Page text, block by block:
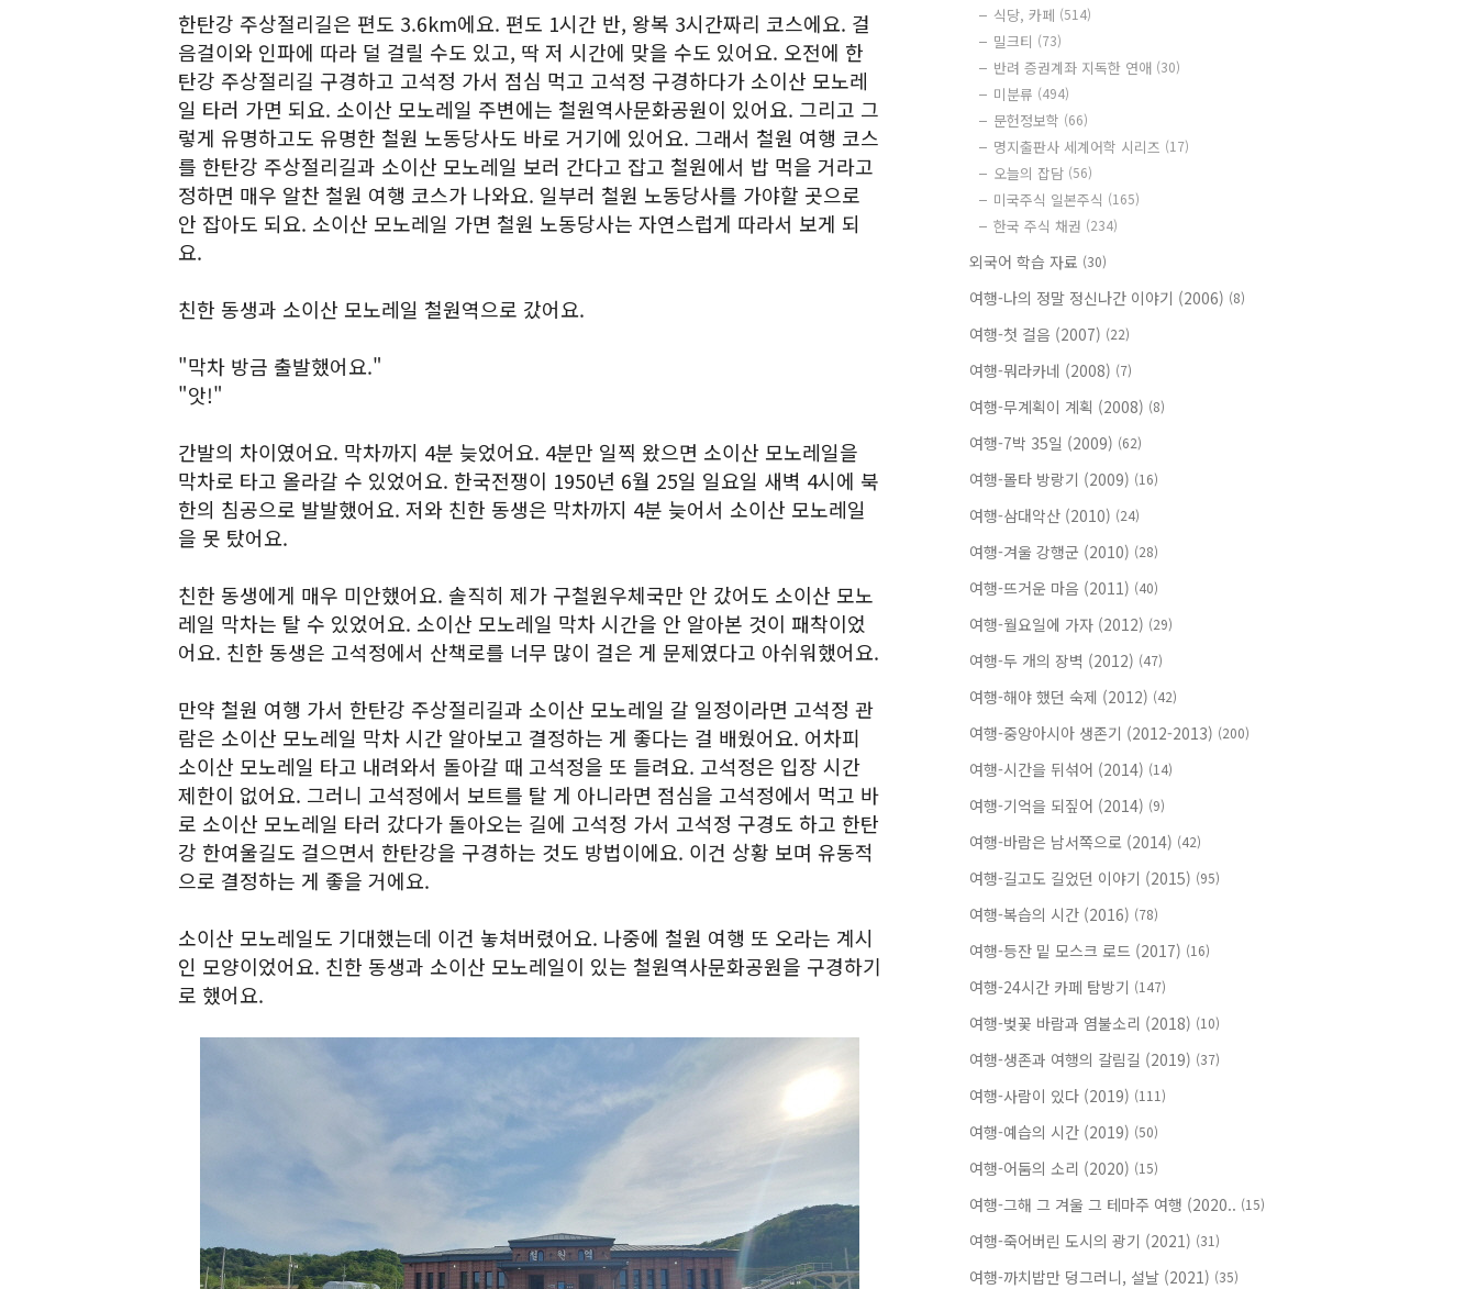
한탄강 주상절리길은 편도 3.6km에요. 편도 1시간 반, 왕복 3시간짜리 코스에요. 걸
음걸이와 인파에 따라 덜 걸릴 수도 있고, 딱 저 시간에 맞을 수도 있어요. 오전에 한
탄강 주상절리길 구경하고 고석정 가서 점심 먹고 고석정 구경하다가 소이산 모노레
일 타러 가면 되요. 소이산 모노레일 주변에는 철원역사문화공원이 있어요. 그리고 그
렇게 유명하고도 유명한 철원 노동당사도 바로 거기에 있어요. 그래서 철원 여행 코스
를 한탄강 주상절리길과 소이산 모노레일 보러 간다고 잡고 철원에서 밥 먹을 거라고
정하면 매우 알찬 철원 여행 코스가 나와요. 일부러 철원 노동당사를 가야할 곳으로
안 잡아도 되요. 소이산 모노레일 가면 철원 노동당사는 자연스럽게 따라서 보게 되
요.
친한 동생과 소이산 모노레일 철원역으로 갔어요.
"막차 방금 출발했어요."
"앗!"
간발의 차이였어요. 막차까지 4분 늦었어요. 4분만 일찍 왔으면 소이산 모노레일을
막차로 타고 올라갈 수 있었어요. 한국전쟁이 1950년 6월 25일 일요일 새벽 4시에 북
한의 침공으로 발발했어요. 저와 친한 동생은 막차까지 4분 늦어서 소이산 모노레일
을 못 탔어요.
친한 동생에게 매우 미안했어요. 솔직히 제가 구철원우체국만 안 갔어도 소이산 모노
레일 막차는 탈 수 있었어요. 소이산 모노레일 막차 시간을 안 알아본 것이 패착이었
어요. 친한 동생은 고석정에서 산책로를 너무 많이 걸은 게 문제였다고 아쉬워했어요.
만약 철원 여행 가서 한탄강 주상절리길과 소이산 모노레일 갈 일정이라면 고석정 관
람은 소이산 모노레일 막차 시간 알아보고 결정하는 게 좋다는 걸 배웠어요. 어차피
소이산 모노레일 타고 내려와서 돌아갈 때 고석정을 또 들려요. 고석정은 입장 시간
제한이 없어요. 그러니 고석정에서 보트를 탈 게 아니라면 점심을 고석정에서 먹고 바
로 소이산 모노레일 타러 갔다가 돌아오는 길에 고석정 가서 고석정 구경도 하고 한탄
강 한여울길도 걸으면서 한탄강을 구경하는 것도 방법이에요. 이건 상황 보며 유동적
으로 결정하는 게 좋을 거에요.
소이산 모노레일도 기대했는데 이건 놓쳐버렸어요. 나중에 철원 여행 또 오라는 계시
인 모양이었어요. 친한 동생과 소이산 모노레일이 있는 철원역사문화공원을 구경하기
로 했어요.
식당, 카페 (514)
밀크티 (73)
반려 증권계좌 지독한 연애 (30)
미분류 (494)
문헌정보학 (66)
명지출판사 세계어학 시리즈 (17)
오늘의 잡담 (56)
미국주식 일본주식 (165)
한국 주식 채권 (234)
외국어 학습 자료 (30)
여행-나의 정말 정신나간 이야기 (2006) (8)
여행-첫 걸음 (2007) (22)
여행-뭐라카네 (2008) (7)
여행-무계획이 계획 (2008) (8)
여행-7박 35일 (2009) (62)
여행-몰타 방랑기 (2009) (16)
여행-삼대악산 (2010) (24)
여행-겨울 강행군 (2010) (28)
여행-뜨거운 마음 (2011) (40)
여행-월요일에 가자 (2012) (29)
여행-두 개의 장벽 (2012) (47)
여행-해야 했던 숙제 (2012) (42)
여행-중앙아시아 생존기 (2012-2013) (200)
여행-시간을 뒤섞어 (2014) (14)
여행-기억을 되짚어 (2014) (9)
여행-바람은 남서쪽으로 (2014) (42)
여행-길고도 길었던 이야기 (2015) (95)
여행-복습의 시간 (2016) (78)
여행-등잔 밑 모스크 로드 (2017) (16)
여행-24시간 카페 탐방기 (147)
여행-벚꽃 바람과 염불소리 (2018) (10)
여행-생존과 여행의 갈림길 (2019) (37)
여행-사람이 있다 (2019) (111)
여행-예습의 시간 (2019) (50)
여행-어둠의 소리 (2020) (15)
여행-그해 그 겨울 그 테마주 여행 (2020.. (15)
여행-죽어버린 도시의 광기 (2021) (31)
여행-까치밥만 덩그러니, 설날 (2021) (35)